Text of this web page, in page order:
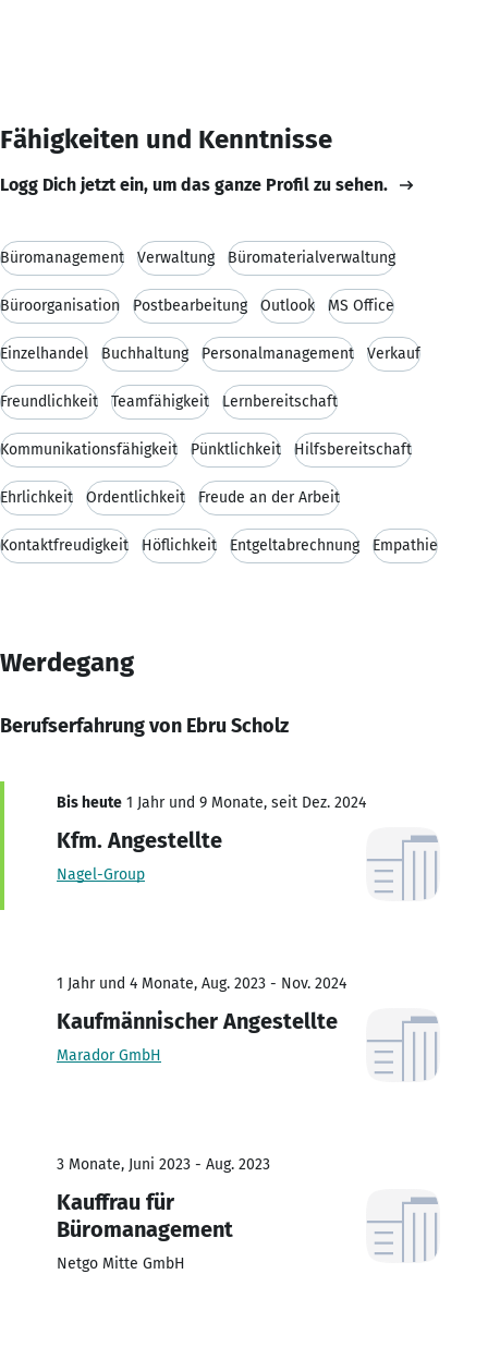
Fähigkeiten und Kenntnisse
Logg Dich jetzt ein, um das ganze Profil zu sehen.
Büromanagement Verwaltung Büromaterialverwaltung
Büroorganisation Postbearbeitung Outlook MS Office
Einzelhandel Buchhaltung Personalmanagement Verkauf
Freundlichkeit Teamfähigkeit Lernbereitschaft
Kommunikationsfähigkeit Pünktlichkeit Hilfsbereitschaft
Ehrlichkeit Ordentlichkeit Freude an der Arbeit
Kontaktfreudigkeit Höflichkeit Entgeltabrechnung Empathie
Werdegang
Berufserfahrung von Ebru Scholz
Bis heute 1 Jahr und 9 Monate, seit Dez. 2024
Kfm. Angestellte
Nagel-Group
1 Jahr und 4 Monate, Aug. 2023 - Nov. 2024
Kaufmännischer Angestellte
Marador GmbH
3 Monate, Juni 2023 - Aug. 2023
Kauffrau für
Büromanagement
Netgo Mitte GmbH